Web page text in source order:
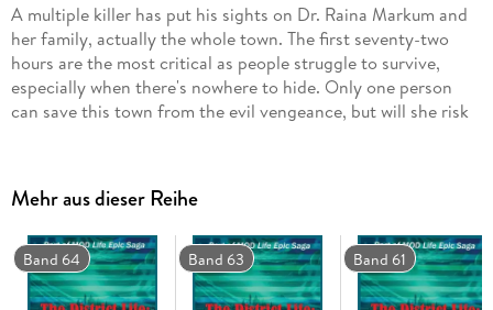
A multiple killer has put his sights on Dr. Raina Markum and
her family, actually the whole town. The first seventy-two
hours are the most critical as people struggle to survive,
especially when there's nowhere to hide. Only one person
can save this town from the evil vengeance, but will she risk
Sars Springs and its residents will never be the same again
and some have to leave without choice.
Mehr aus dieser Reihe
Band 64 Band 63 Band 61